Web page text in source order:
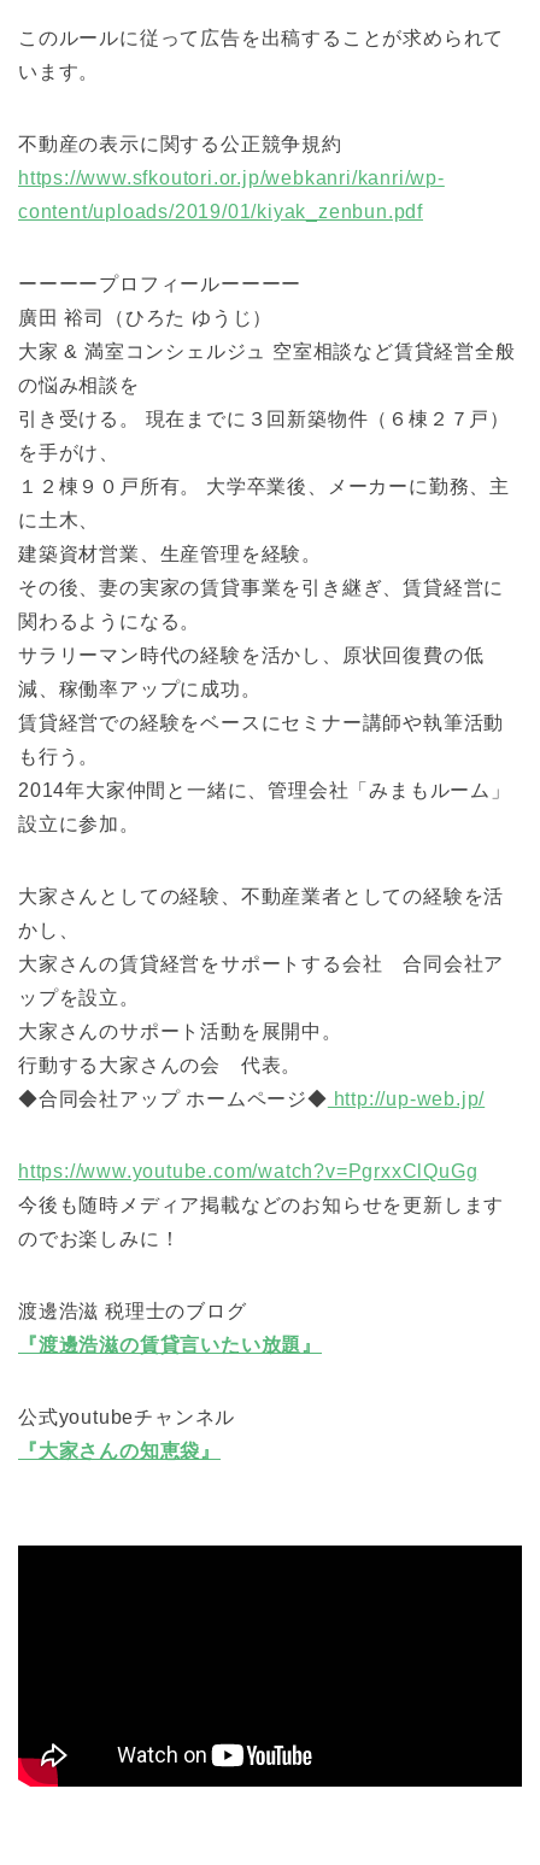
このルールに従って広告を出稿することが求められて
います。
不動産の表示に関する公正競争規約
https://www.sfkoutori.or.jp/webkanri/kanri/wp-
content/uploads/2019/01/kiyak_zenbun.pdf
ーーーープロフィールーーーー
廣田 裕司（ひろた ゆうじ）
大家 & 満室コンシェルジュ 空室相談など賃貸経営全般
の悩み相談を
引き受ける。 現在までに３回新築物件（６棟２７戸）
を手がけ、
１２棟９０戸所有。 大学卒業後、メーカーに勤務、主
に土木、
建築資材営業、生産管理を経験。
その後、妻の実家の賃貸事業を引き継ぎ、賃貸経営に
関わるようになる。
サラリーマン時代の経験を活かし、原状回復費の低
減、稼働率アップに成功。
賃貸経営での経験をベースにセミナー講師や執筆活動
も行う。
2014年大家仲間と一緒に、管理会社「みまもルーム」
設立に参加。
大家さんとしての経験、不動産業者としての経験を活
かし、
大家さんの賃貸経営をサポートする会社 合同会社ア
ップを設立。
大家さんのサポート活動を展開中。
行動する大家さんの会 代表。
◆合同会社アップ ホームページ◆ http://up-web.jp/
https://www.youtube.com/watch?v=PgrxxClQuGg
今後も随時メディア掲載などのお知らせを更新します
のでお楽しみに！
渡邊浩滋 税理士のブログ
『渡邊浩滋の賃貸言いたい放題』
公式youtubeチャンネル
『大家さんの知恵袋』